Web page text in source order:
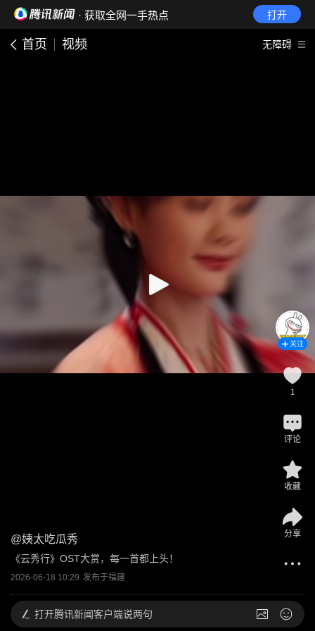
· 获取全网一手热点 打开
首页 视频 无障碍
@姨太吃瓜秀
《云秀行》OST大赏，每一首都上头！
2026-06-18 10:29 发布于福建
关注
1
评论
收藏
分享
打开腾讯新闻客户端说两句